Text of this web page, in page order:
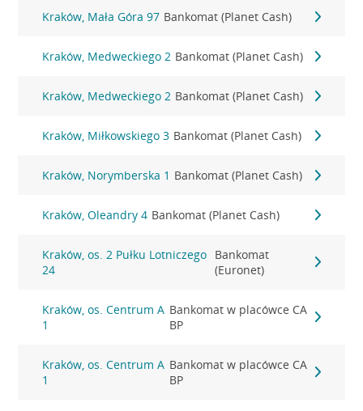
Kraków, Mała Góra 97 Bankomat (Planet Cash)
Kraków, Medweckiego 2 Bankomat (Planet Cash)
Kraków, Medweckiego 2 Bankomat (Planet Cash)
Kraków, Miłkowskiego 3 Bankomat (Planet Cash)
Kraków, Norymberska 1 Bankomat (Planet Cash)
Kraków, Oleandry 4 Bankomat (Planet Cash)
Kraków, os. 2 Pułku Lotniczego
24
Bankomat
(Euronet)
Kraków, os. Centrum A
1
Bankomat w placówce CA
BP
Kraków, os. Centrum A
1
Bankomat w placówce CA
BP